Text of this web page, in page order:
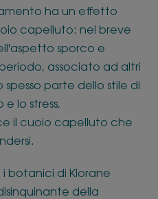
ha un effetto
capelluto: nel breve
sporco e
associato ad altri
spesso parte dello stile di
lo stress,
il cuoio capelluto che
botanici di Klorane
della